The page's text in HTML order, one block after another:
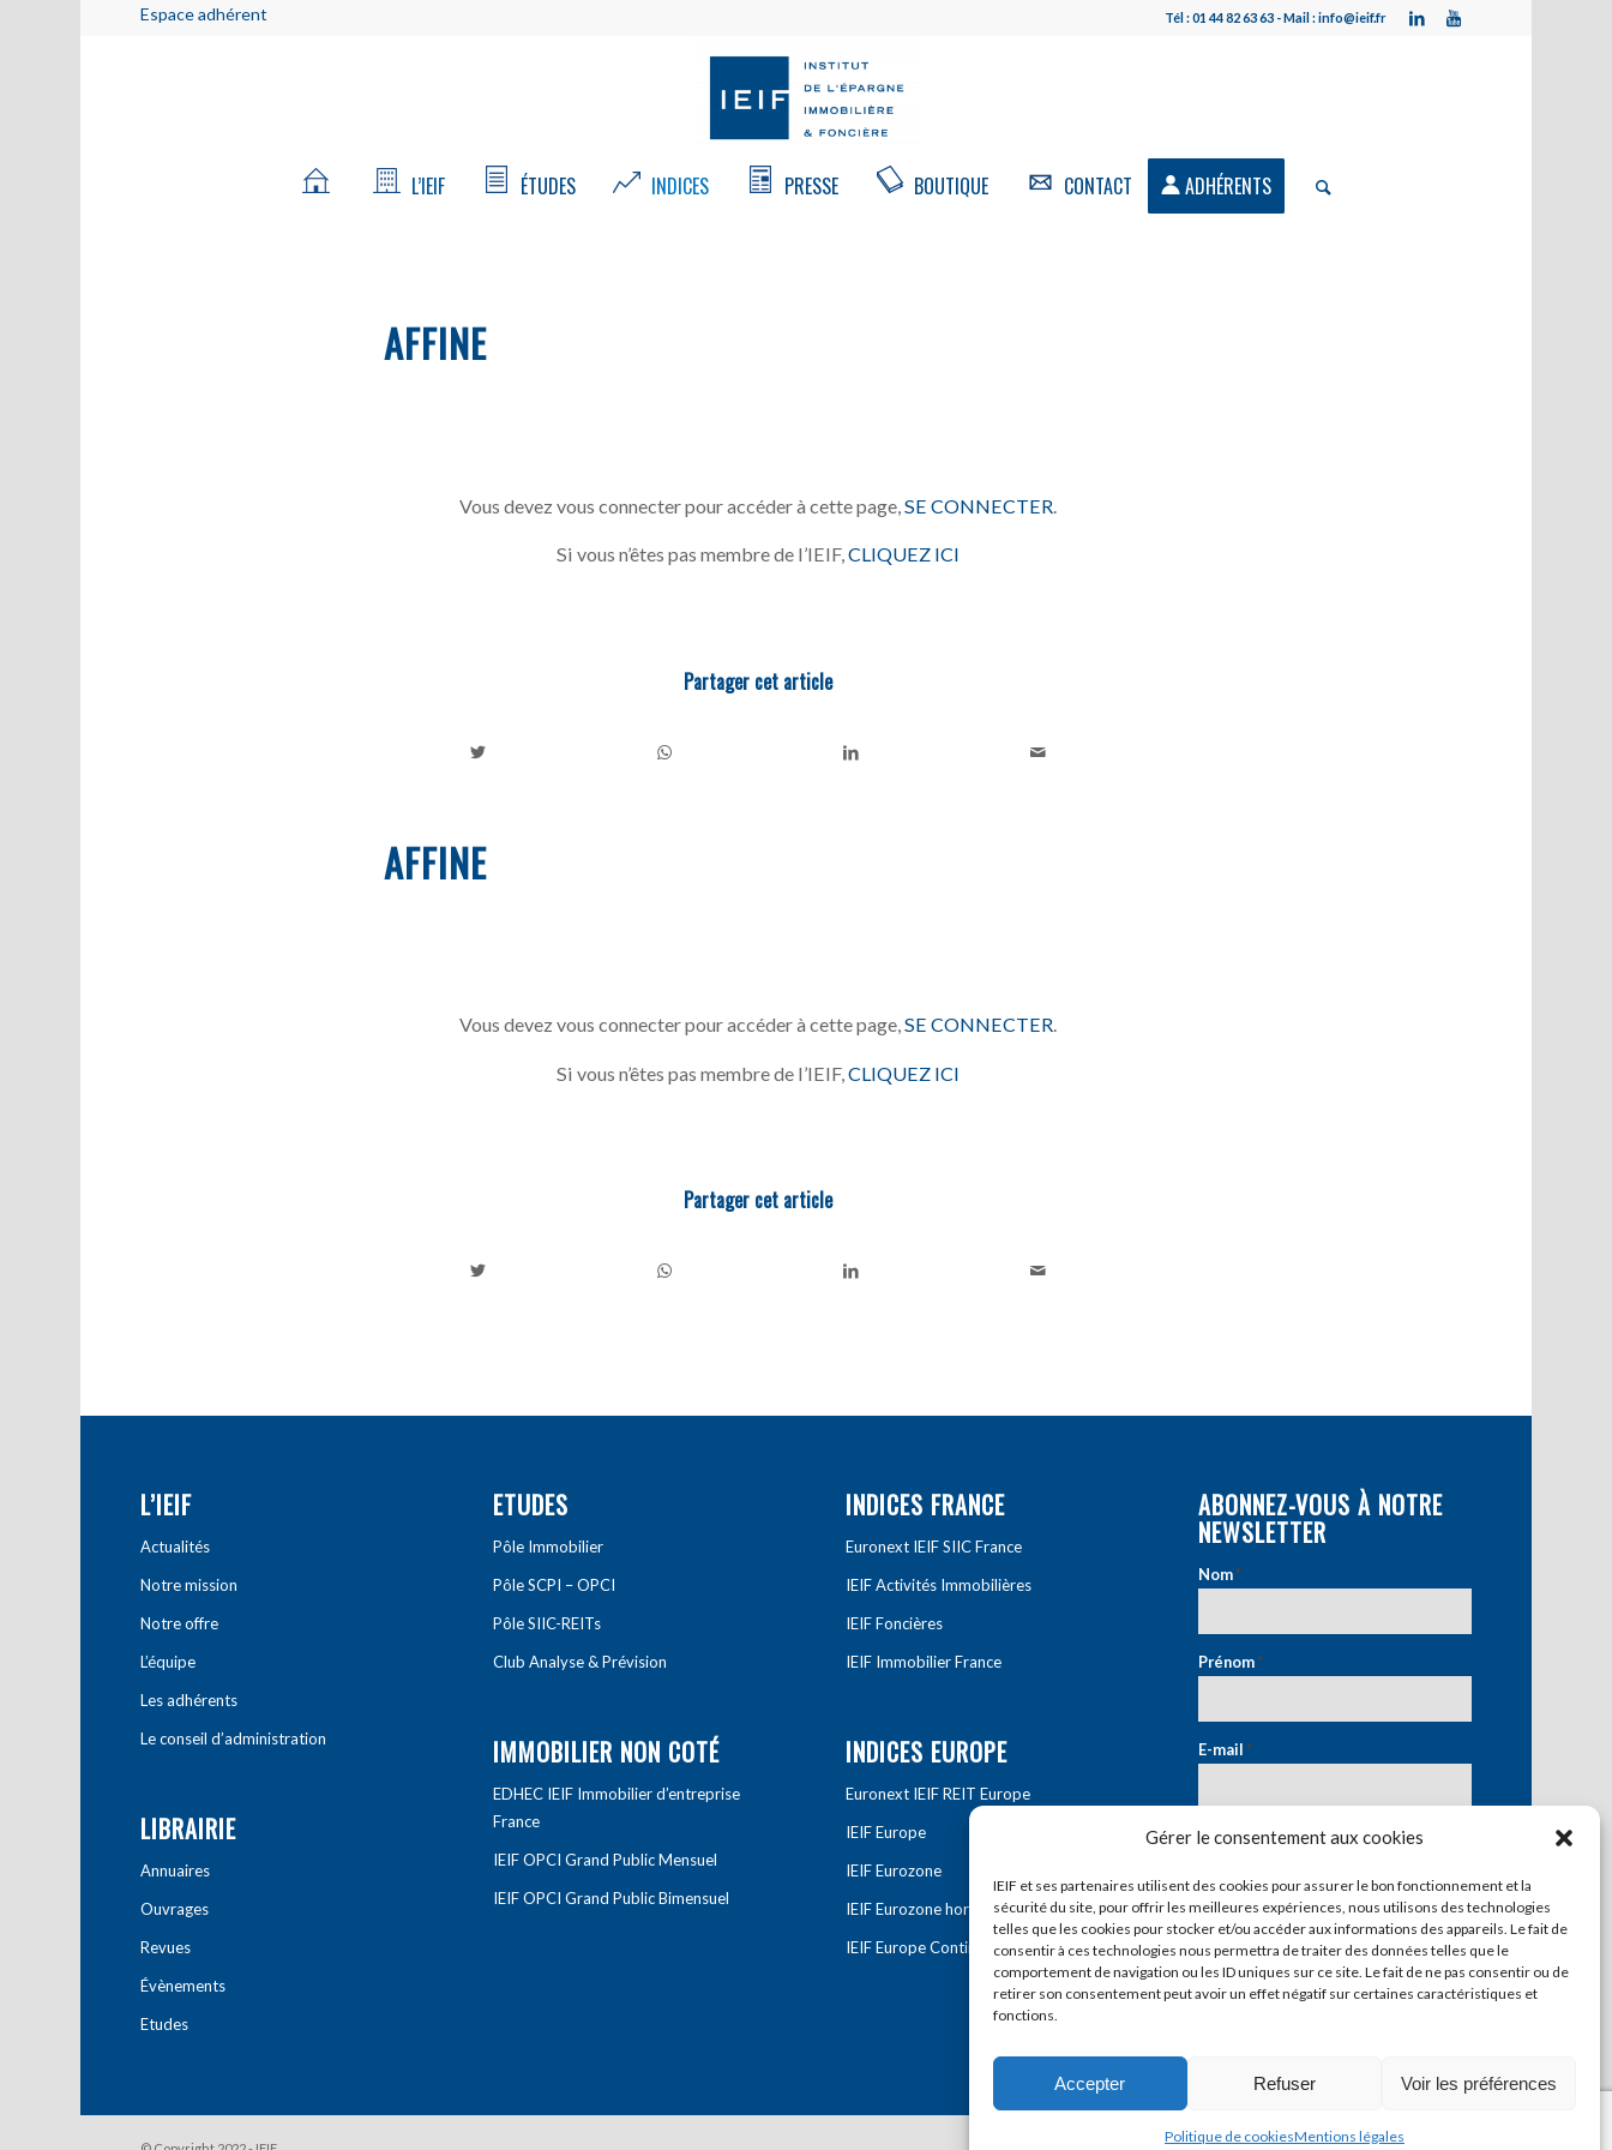
Gérer le consentement aux cookies
IEIF et ses partenaires utilisent des cookies pour assurer le bon fonctionnement et la
sécurité du site, pour offrir les meilleures expériences, nous utilisons des technologies
telles que les cookies pour stocker et/ou accéder aux informations des appareils. Le fait de
consentir à ces technologies nous permettra de traiter des données telles que le
comportement de navigation ou les ID uniques sur ce site. Le fait de ne pas consentir ou de
retirer son consentement peut avoir un effet négatif sur certaines caractéristiques et
fonctions.
Accepter Refuser Voir les préférences
Politique de cookiesMentions légales
Espace adhérent Tél : 01 44 82 63 63 - Mail : info@ieif.fr
L’IEIF ÉTUDES INDICES PRESSE BOUTIQUE CONTACT ADHÉRENTS
AFFINE
Vous devez vous connecter pour accéder à cette page, SE CONNECTER
Si vous n’êtes pas membre de l’IEIF,CLIQUEZ ICI
Partager cet article
AFFINE
Vous devez vous connecter pour accéder à cette page,SE CONNECTER.
Si vous n’êtes pas membre de l’IEIF,CLIQUEZ ICI
Partager cet article
L’IEIF
Actualités
Notre mission
Notre offre
L’équipe
Les adhérents
Le conseil d’administration
LIBRAIRIE
Annuaires
Ouvrages
Revues
Évènements
Etudes
ETUDES
Pôle Immobilier
Pôle SCPI – OPCI
Pôle SIIC-REITs
Club Analyse & Prévision
IMMOBILIER NON COTÉ
EDHEC IEIF Immobilier d’entreprise
France
IEIF OPCI Grand Public Mensuel
IEIF OPCI Grand Public Bimensuel
INDICES FRANCE
Euronext IEIF SIIC France
IEIF Activités Immobilières
IEIF Foncières
IEIF Immobilier France
INDICES EUROPE
Euronext IEIF REIT Europe
IEIF Europe
IEIF Eurozone
IEIF Eurozone hors France
IEIF Europe Continentale
ABONNEZ-VOUS À NOTRE
NEWSLETTER
Nom*
Prénom*
E-mail*